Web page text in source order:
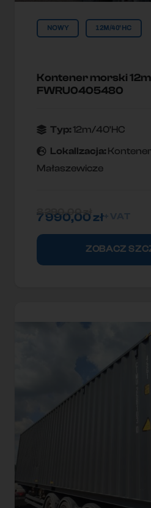
NOWY 12M/40'HC
Kontener morski 12m
FWRU0405480
Typ:12m/40'HC
Lokallzacja:
Małaszewicze
7 990,00zł
8 290,00 zł
ZOBACZ